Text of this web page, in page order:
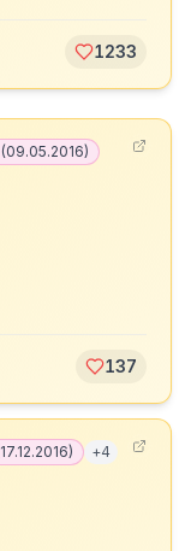
1233
(09.05.2016)
137
17.12.2016) +4